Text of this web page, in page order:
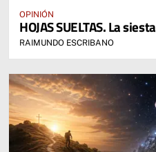
OPINIÓN
HOJAS SUELTAS. La siesta
RAIMUNDO ESCRIBANO